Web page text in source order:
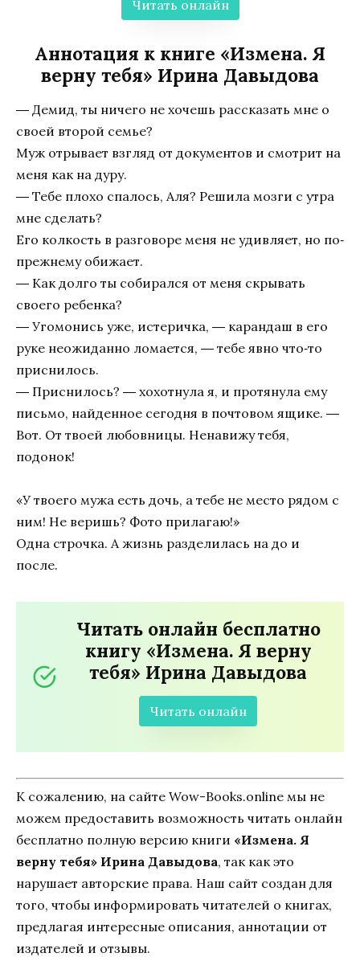
Читать онлайн
Аннотация к книге «Измена. Я
верну тебя» Ирина Давыдова
― Демид, ты ничего не хочешь рассказать мне о
своей второй семье?
Муж отрывает взгляд от документов и смотрит на
меня как на дуру.
― Тебе плохо спалось, Аля? Решила мозги с утра
мне сделать?
Его колкость в разговоре меня не удивляет, но по‐
прежнему обижает.
― Как долго ты собирался от меня скрывать
своего ребенка?
― Угомонись уже, истеричка, ― карандаш в его
руке неожиданно ломается, ― тебе явно что‐то
приснилось.
― Приснилось? ― хохотнула я, и протянула ему
письмо, найденное сегодня в почтовом ящике. ―
Вот. От твоей любовницы. Ненавижу тебя,
подонок!
«У твоего мужа есть дочь, а тебе не место рядом с
ним! Не веришь? Фото прилагаю!»
Одна строчка. А жизнь разделилась на до и
после.
Читать онлайн бесплатно
книгу «Измена. Я верну
тебя» Ирина Давыдова
Читать онлайн
К сожалению, на сайте Wow-Books.online мы не
можем предоставить возможность читать онлайн
бесплатно полную версию книги «Измена. Я
верну тебя» Ирина Давыдова, так как это
нарушает авторские права. Наш сайт создан для
того, чтобы информировать читателей о книгах,
предлагая интересные описания, аннотации от
издателей и отзывы.